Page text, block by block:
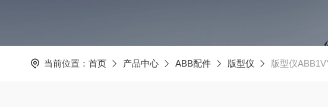
当前位置： 首页 产品中心 ABB配件 版型仪 版型仪